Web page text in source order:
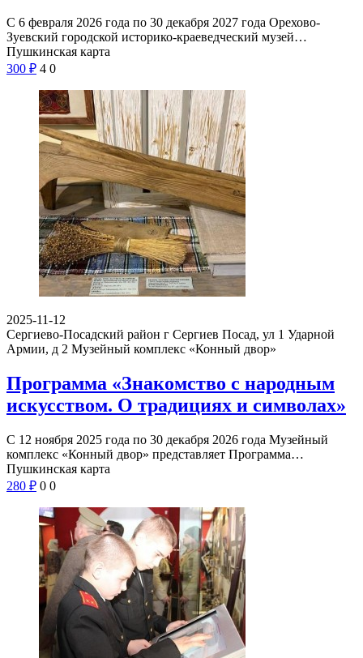
С 6 февраля 2026 года по 30 декабря 2027 года Орехово-
Зуевский городской историко-краеведческий музей…
Пушкинская карта
300 ₽ 4 0
2025-11-12
Сергиево-Посадский район г Сергиев Посад, ул 1 Ударной
Армии, д 2 Музейный комплекс «Конный двор»
Программа «Знакомство с народным
искусством. О традициях и символах»
С 12 ноября 2025 года по 30 декабря 2026 года Музейный
комплекс «Конный двор» представляет Программа…
Пушкинская карта
280 ₽ 0 0